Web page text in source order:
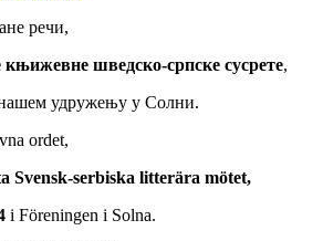
речи,
шведско-српске сусрете,
удружењу у Солни.
ordet,
Svensk-serbiska litterära mötet,
i Föreningen i Solna.